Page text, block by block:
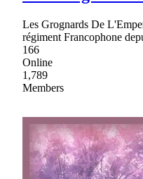
Les Grognards De
régiment Francophone
166
Online
1,789
Members